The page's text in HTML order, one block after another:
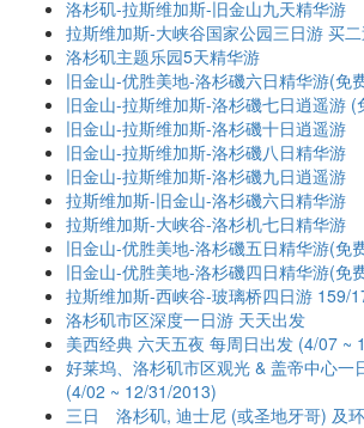
洛杉矶-拉斯维加斯-旧金山九天精华游
拉斯维加斯-大峡谷国家公园三日游 买
洛杉矶主题乐园5天精华游
旧金山-优胜美地-洛杉磯六日精华游(免
旧金山-拉斯维加斯-洛杉磯七日逍遥游 (
旧金山-拉斯维加斯-洛杉磯十日逍遥游
旧金山-拉斯维加斯-洛杉磯八日精华游
旧金山-拉斯维加斯-洛杉磯九日逍遥游
拉斯维加斯-旧金山-洛杉磯六日精华游
拉斯维加斯-大峡谷-洛杉机七日精华游
旧金山-优胜美地-洛杉磯五日精华游(免
旧金山-优胜美地-洛杉磯四日精华游(免
拉斯维加斯-西峡谷-玻璃桥四日游 159/
洛杉矶市区深度一日游 天天出发
美西经典 六天五夜 每周日出发 (4/07 ~
好莱坞、洛杉矶市区观光 & 盖帝中心一
(4/02 ~ 12/31/2013)
三日 洛杉矶, 迪士尼 (或圣地牙哥) 及